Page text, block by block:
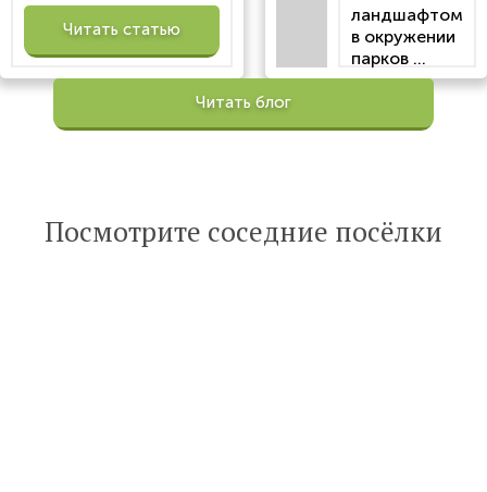
Читать статью
ландшафтом
в окружении
парков ...
Просмотров:
Опубликована:
статью
Читать блог
Посмотрите соседние посёлки